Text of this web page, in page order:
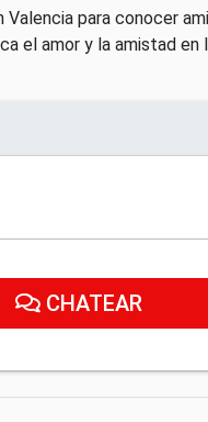
Valencia para conocer
el amor y la amistad
CHATEAR